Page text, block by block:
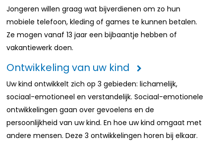
Jongeren willen graag wat bijverdienen om zo hun
mobiele telefoon, kleding of games te kunnen betalen.
Ze mogen vanaf 13 jaar een bijbaantje hebben of
vakantiewerk doen.
Ontwikkeling van uw kind
Uw kind ontwikkelt zich op 3 gebieden: lichamelijk,
sociaal-emotioneel en verstandelijk. Sociaal-emotionele
ontwikkelingen gaan over gevoelens en de
persoonlijkheid van uw kind. En hoe uw kind omgaat met
andere mensen. Deze 3 ontwikkelingen horen bij elkaar.